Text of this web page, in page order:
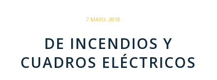
7 MAYO, 2018
/
DE INCENDIOS Y
CUADROS ELÉCTRICOS